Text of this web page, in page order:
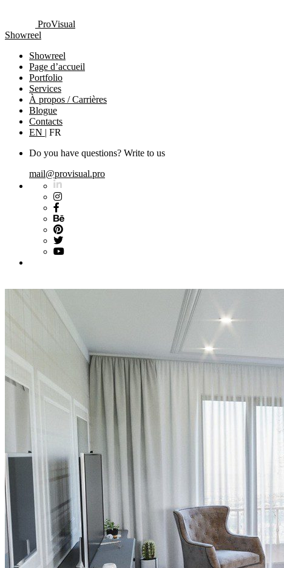
ProVisual
Showreel
Showreel
Page d’accueil
Portfolio
Services
À propos / Carrières
Blogue
Contacts
EN | FR
Do you have questions? Write to us
mail@provisual.pro